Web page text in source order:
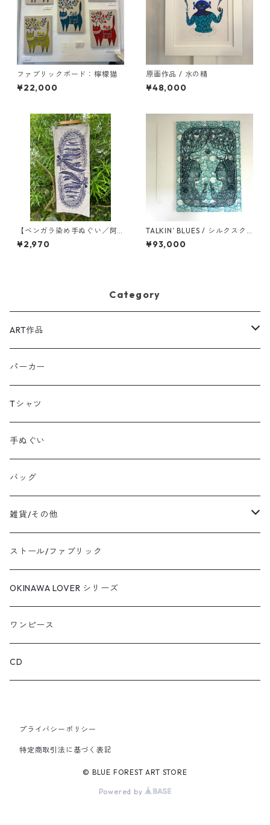
ファブリックボード：檸檬猫
¥22,000
原画作品 / 水の精
¥48,000
【ベンガラ染め手ぬぐい／阿
仙茶】オーバル・ギンネム
¥2,970
TALKIN’ BLUES / シルクスク
リーン・ファブリックボード
作品
¥93,000
Category
ART作品
原画：ペン,色鉛筆,アクリルガッシュ等
シルクスクリーン：額装
シルクスクリーン：ファブリックボード
パーカー
Tシャツ
手ぬぐい
バッグ
雑貨/その他
エプロン
バッグ
キーホルダー
カード・クリアファイル
ストール/ファブリック
OKINAWA LOVER シリーズ
ワンピース
CD
プライバシーポリシー
特定商取引法に基づく表記
© BLUE FOREST ART STORE
Powered by